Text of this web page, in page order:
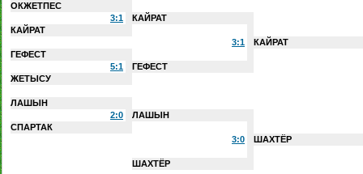
ОКЖЕТПЕС
3:1
КАЙРАТ
КАЙРАТ
3:1
КАЙРАТ
ГЕФЕСТ
5:1
ГЕФЕСТ
ЖЕТЫСУ
ЛАШЫН
2:0
ЛАШЫН
СПАРТАК
3:0
ШАХТЁР
ШАХТЁР